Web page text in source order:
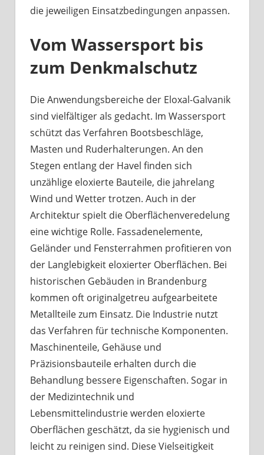
die jeweiligen Einsatzbedingungen anpassen.
Vom Wassersport bis
zum Denkmalschutz
Die Anwendungsbereiche der Eloxal-Galvanik
sind vielfältiger als gedacht. Im Wassersport
schützt das Verfahren Bootsbeschläge,
Masten und Ruderhalterungen. An den
Stegen entlang der Havel finden sich
unzählige eloxierte Bauteile, die jahrelang
Wind und Wetter trotzen. Auch in der
Architektur spielt die Oberflächenveredelung
eine wichtige Rolle. Fassadenelemente,
Geländer und Fensterrahmen profitieren von
der Langlebigkeit eloxierter Oberflächen. Bei
historischen Gebäuden in Brandenburg
kommen oft originalgetreu aufgearbeitete
Metallteile zum Einsatz. Die Industrie nutzt
das Verfahren für technische Komponenten.
Maschinenteile, Gehäuse und
Präzisionsbauteile erhalten durch die
Behandlung bessere Eigenschaften. Sogar in
der Medizintechnik und
Lebensmittelindustrie werden eloxierte
Oberflächen geschätzt, da sie hygienisch und
leicht zu reinigen sind. Diese Vielseitigkeit